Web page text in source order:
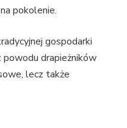
pokolenie.
gospodarki
drapieżników
lecz także